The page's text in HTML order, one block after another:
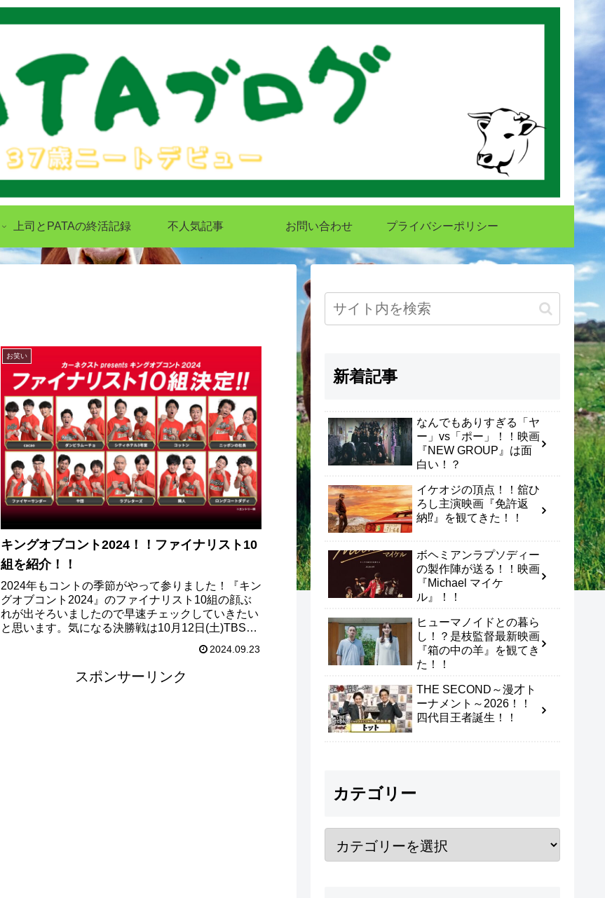
上司とPATAの終活記録 不人気記事 お問い合わせ プライバシーポリシー
お笑い
キングオブコント2024！！ファイナリスト10
組を紹介！！
2024年もコントの季節がやって参りました！『キン
グオブコント2024』のファイナリスト10組の顔ぶ
れが出そろいましたので早速チェックしていきたい
と思います。気になる決勝戦は10月12日(土)TBS系
る、17代目のキングに輝くのは一体誰なのか？
2024.09.23
スポンサーリンク
新着記事
なんでもありすぎる「ヤ
ー」vs「ポー」！！映画
『NEW GROUP』は面
白い！？
イケオジの頂点！！舘ひ
ろし主演映画『免許返
納⁉』を観てきた！！
ボヘミアンラプソディー
の製作陣が送る！！映画
『Michael マイケ
ル』！！
ヒューマノイドとの暮ら
し！？是枝監督最新映画
『箱の中の羊』を観てき
た！！
THE SECOND～漫才ト
ーナメント～2026！！
四代目王者誕生！！
カテゴリー